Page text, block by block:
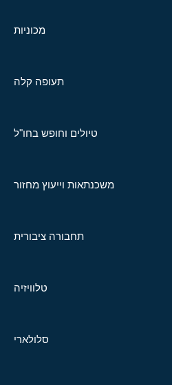
מכוניות
תעופה קלה
טיולים וחופש בחו"ל
משכנתאות וייעוץ מחזור
תחבורה ציבורית
טלוויזיה
סלולארי